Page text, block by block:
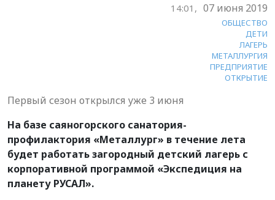
14:01, 07 июня 2019
ОБЩЕСТВО
ДЕТИ
ЛАГЕРЬ
МЕТАЛЛУРГИЯ
ПРЕДПРИЯТИЕ
ОТКРЫТИЕ
Первый сезон открылся уже 3 июня
На базе саяногорского санатория-
профилактория «Металлург» в течение лета
будет работать загородный детский лагерь с
корпоративной программой «Экспедиция на
планету РУСАЛ».